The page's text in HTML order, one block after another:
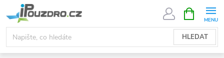
na
obsah
HLEDAT
NÁKUPNÍ
KOŠÍK